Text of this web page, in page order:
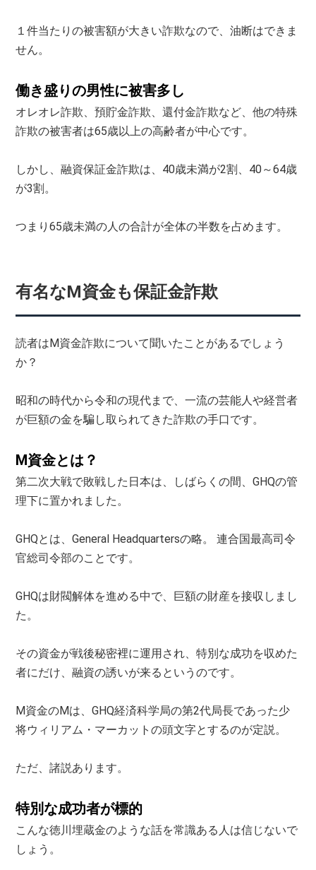
１件当たりの被害額が大きい詐欺なので、油断はできま
せん。
働き盛りの男性に被害多し
オレオレ詐欺、預貯金詐欺、還付金詐欺など、他の特殊
詐欺の被害者は65歳以上の高齢者が中心です。
しかし、融資保証金詐欺は、40歳未満が2割、40～64歳
が3割。
つまり65歳未満の人の合計が全体の半数を占めます。
有名なM資金も保証金詐欺
読者はM資金詐欺について聞いたことがあるでしょう
か？
昭和の時代から令和の現代まで、一流の芸能人や経営者
が巨額の金を騙し取られてきた詐欺の手口です。
M資金とは？
第二次大戦で敗戦した日本は、しばらくの間、GHQの管
理下に置かれました。
GHQとは、General Headquartersの略。 連合国最高司令
官総司令部のことです。
GHQは財閥解体を進める中で、巨額の財産を接収しまし
た。
その資金が戦後秘密裡に運用され、特別な成功を収めた
者にだけ、融資の誘いが来るというのです。
M資金のMは、GHQ経済科学局の第2代局長であった少
将ウィリアム・マーカットの頭文字とするのが定説。
ただ、諸説あります。
特別な成功者が標的
こんな徳川埋蔵金のような話を常識ある人は信じないで
しょう。